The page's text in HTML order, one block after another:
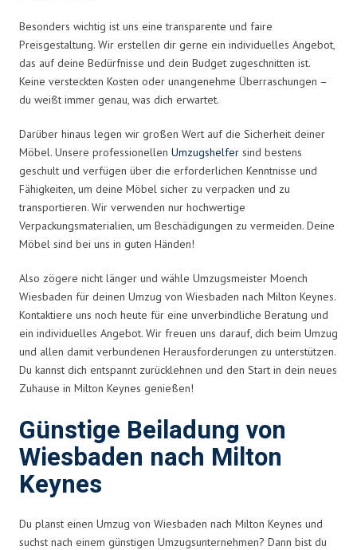
Besonders wichtig ist uns eine transparente und faire
Preisgestaltung. Wir erstellen dir gerne ein individuelles Angebot,
das auf deine Bedürfnisse und dein Budget zugeschnitten ist.
Keine versteckten Kosten oder unangenehme Überraschungen –
du weißt immer genau, was dich erwartet.
Darüber hinaus legen wir großen Wert auf die Sicherheit deiner
Möbel. Unsere professionellen Umzugshelfer sind bestens
geschult und verfügen über die erforderlichen Kenntnisse und
Fähigkeiten, um deine Möbel sicher zu verpacken und zu
transportieren. Wir verwenden nur hochwertige
Verpackungsmaterialien, um Beschädigungen zu vermeiden. Deine
Möbel sind bei uns in guten Händen!
Also zögere nicht länger und wähle Umzugsmeister Moench
Wiesbaden für deinen Umzug von Wiesbaden nach Milton Keynes.
Kontaktiere uns noch heute für eine unverbindliche Beratung und
ein individuelles Angebot. Wir freuen uns darauf, dich beim Umzug
und allen damit verbundenen Herausforderungen zu unterstützen.
Du kannst dich entspannt zurücklehnen und den Start in dein neues
Zuhause in Milton Keynes genießen!
Günstige Beiladung von
Wiesbaden nach Milton
Keynes
Du planst einen Umzug von Wiesbaden nach Milton Keynes und
suchst nach einem günstigen Umzugsunternehmen? Dann bist du